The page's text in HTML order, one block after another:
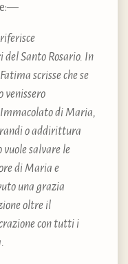
—
Santo Rosario. In
scrisse che se
venissero
Immacolato di Maria,
o addirittura
salvare le
di Maria e
una grazia
oltre il
con tutti i